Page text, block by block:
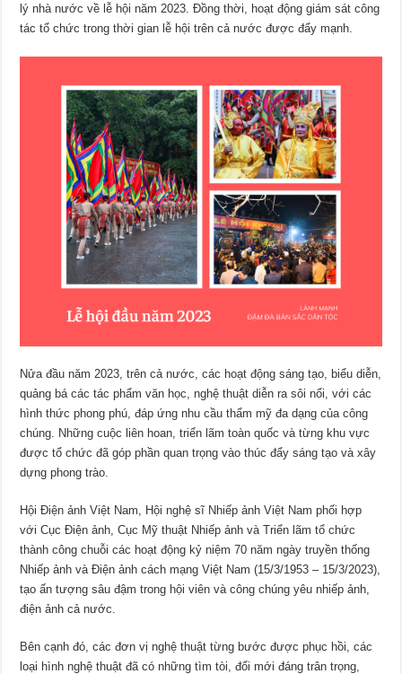
lý nhà nước về lễ hội năm 2023. Đồng thời, hoạt động giám sát công
tác tổ chức trong thời gian lễ hội trên cả nước được đẩy mạnh.
Nửa đầu năm 2023, trên cả nước, các hoạt động sáng tạo, biểu diễn,
quảng bá các tác phẩm văn học, nghệ thuật diễn ra sôi nổi, với các
hình thức phong phú, đáp ứng nhu cầu thẩm mỹ đa dạng của công
chúng. Những cuộc liên hoan, triển lãm toàn quốc và từng khu vực
được tổ chức đã góp phần quan trọng vào thúc đẩy sáng tạo và xây
dựng phong trào.
Hội Điện ảnh Việt Nam, Hội nghệ sĩ Nhiếp ảnh Việt Nam phối hợp
với Cục Điện ảnh, Cục Mỹ thuật Nhiếp ảnh và Triển lãm tổ chức
thành công chuỗi các hoạt động kỷ niệm 70 năm ngày truyền thống
Nhiếp ảnh và Điện ảnh cách mạng Việt Nam (15/3/1953 – 15/3/2023),
tạo ấn tượng sâu đậm trong hội viên và công chúng yêu nhiếp ảnh,
điện ảnh cả nước.
Bên cạnh đó, các đơn vị nghệ thuật từng bước được phục hồi, các
loại hình nghệ thuật đã có những tìm tòi, đổi mới đáng trân trọng,